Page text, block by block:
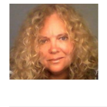
minim
veniam
quis
2
Sep,
2018